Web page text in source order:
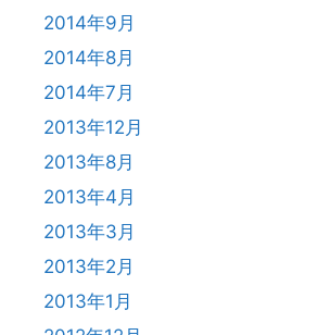
2014年9月
2014年8月
2014年7月
2013年12月
2013年8月
2013年4月
2013年3月
2013年2月
2013年1月